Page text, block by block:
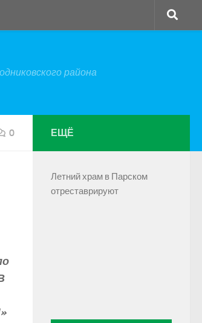
района
0 ЕЩЁ
Летний храм в Парском
отреставрируют